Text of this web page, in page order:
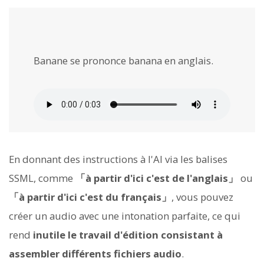
Banane se prononce banana en anglais.
En donnant des instructions à l'AI via les balises
SSML, comme
「à partir d'ici c'est de l'anglais」 ou
「à partir d'ici c'est du français」 , vous pouvez
créer un audio avec une intonation parfaite, ce qui
rend inutile le travail d'édition consistant à
assembler différents fichiers audio.